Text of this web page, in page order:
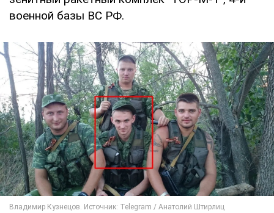
военной базы ВС РФ.